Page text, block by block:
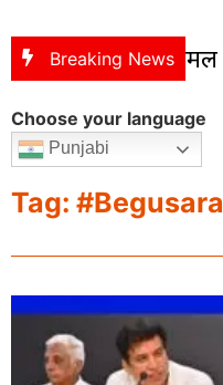
Breaking News
: शहीद निर्मल
Choose your language
Punjabi
Tag: